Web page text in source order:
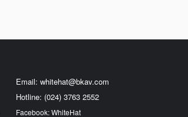
Email: whitehat@bkav.com
Hotline: (024) 3763 2552
Facebook: WhiteHat